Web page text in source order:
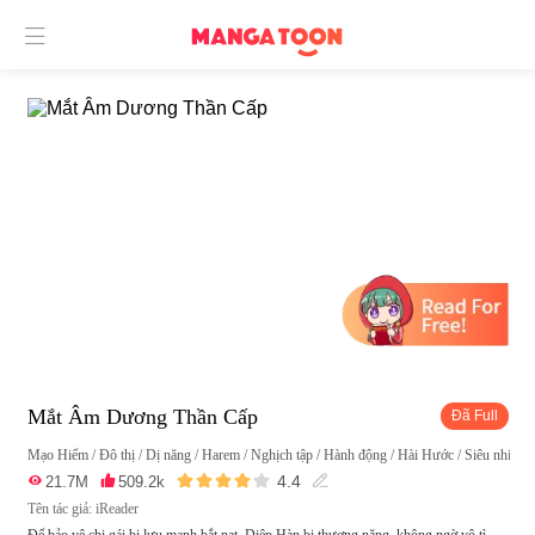

Mắt Âm Dương Thần Cấp Đã Full
Mạo Hiểm /Đô thị /Dị năng /Harem /Nghịch tập /Hành động /Hài Hước /Siêu nhiên
 21.7M 509.2k   4.4 
Tên tác giả: iReader